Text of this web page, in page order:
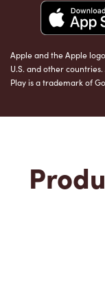
Apple and the Apple
U.S. and other
Play is a trademark of